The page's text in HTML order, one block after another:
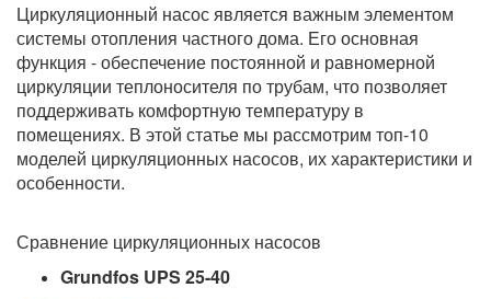
Циркуляционный насос является важным элементом
системы отопления частного дома. Его основная
функция - обеспечение постоянной и равномерной
циркуляции теплоносителя по трубам, что позволяет
поддерживать комфортную температуру в
помещениях. В этой статье мы рассмотрим топ-10
моделей циркуляционных насосов, их характеристики и
особенности.
Сравнение циркуляционных насосов
Grundfos UPS 25-40